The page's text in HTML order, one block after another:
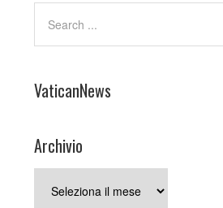
VaticanNews
Archivio